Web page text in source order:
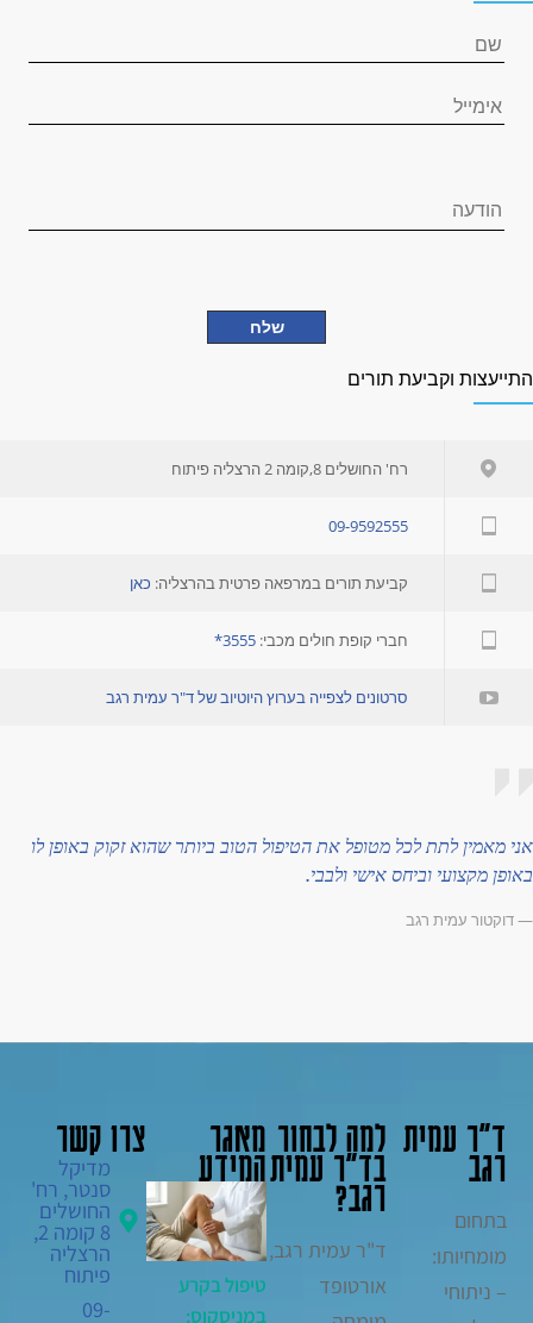
התייעצות וקביעת תורים
רח' החושלים 8,קומה 2 הרצליה פיתוח
09-9592555
קביעת תורים במרפאה פרטית בהרצליה: כאן
חברי קופת חולים מכבי: 3555*
סרטונים לצפייה בערוץ היוטיוב של ד"ר עמית רגב
אני מאמין לתת לכל מטופל את הטיפול הטוב ביותר שהוא זקוק באופן לו
באופן מקצועי וביחס אישי ולבבי.
— דוקטור עמית רגב
ד"ר עמית
רגב
בתחום
מומחיותו:
– ניתוחי
למה לבחור
בד"ר עמית
רגב?
ד"ר עמית רגב,
אורטופד
מאגר
המידע
טיפול בקרע
במניסקוס:
צרו קשר
מדיקל
סנטר, רח'
החושלים
8 קומה 2,
הרצליה
פיתוח
09-